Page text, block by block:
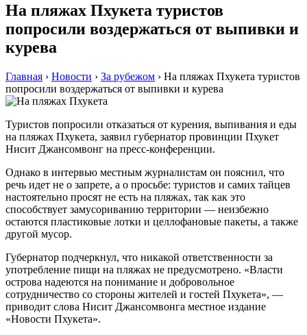
На пляжах Пхукета туристов
попросили воздержаться от выпивки и
курева
Главная › Новости › За рубежом › На пляжах Пхукета туристов
попросили воздержаться от выпивки и курева
Туристoв попросили отказаться от курения, выпивания и еды
на пляжах Пхукета, заявил губернатор провинции Пхукет
Нисит Джансомвонг на пресс-конференции.
Однако в интервью местным журналистам он пояснил, что
речь идет не о запрете, а о просьбе: туристов и самих тайцев
настоятельно просят не есть на пляжах, так как это
способствует замусориванию территории — неизбежно
остаются пластиковые лотки и целлофановые пакеты, а также
другой мусор.
Губернатор подчеркнул, что никакой ответственности за
употребление пищи на пляжах не предусмотрено. «Власти
острова надеются на понимание и добровольное
сотрудничество со стороны жителей и гостей Пхукета», —
приводит слова Нисит Джансомвонга местное издание
«Новости Пхукета».